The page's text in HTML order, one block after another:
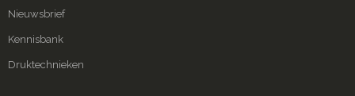
Nieuwsbrief
Kennisbank
Druktechnieken